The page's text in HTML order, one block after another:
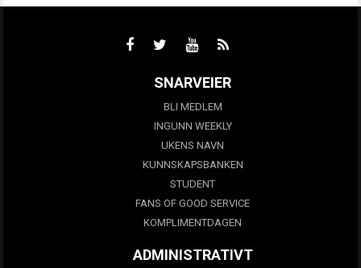
SNARVEIER
BLI MEDLEM
INGUNN WEEKLY
UKENS NAVN
KUNNSKAPSBANKEN
STUDENT
FANS OF GOOD SERVICE
KOMPLIMENTDAGEN
ADMINISTRATIVT